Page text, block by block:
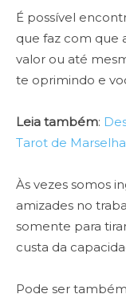
É possível
que faz com que
valor ou até
te oprimindo e
Leia também:
Tarot de Marselha
Às vezes somos
amizades no
somente para
custa da
Pode ser